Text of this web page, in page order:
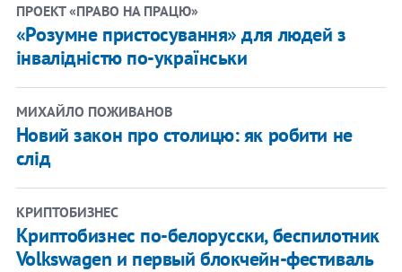
ПРОЕКТ «ПРАВО НА ПРАЦЮ»
«Розумне пристосування» для людей з
інвалідністю по-українськи
МИХАЙЛО ПОЖИВАНОВ
Новий закон про столицю: як робити не
слід
КРИПТОБИЗНЕС
Криптобизнес по-белорусски, беспилотник
Volkswagen и первый блокчейн-фестиваль